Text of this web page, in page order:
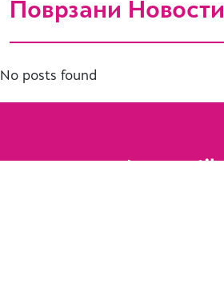
Поврзани Новости
No posts found